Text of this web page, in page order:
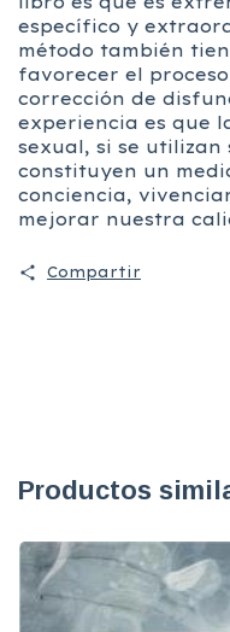
específico y
método también
favorecer el
corrección de
experiencia es que
sexual, si se utilizan
constituyen un
conciencia,
mejorar nuestra
Compartir
Productos